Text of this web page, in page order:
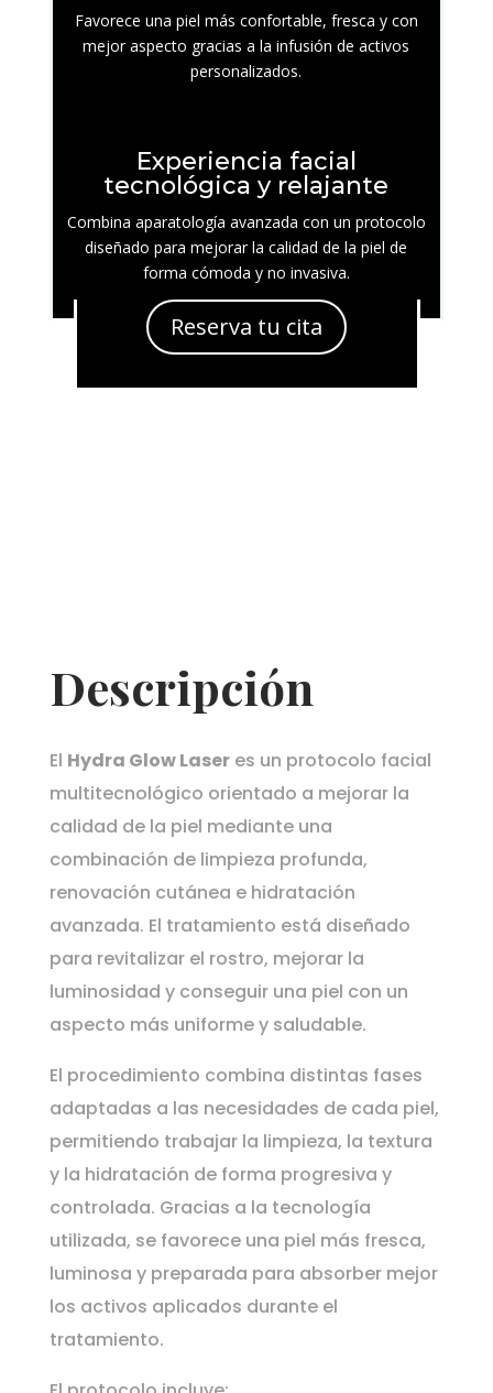
Favorece una piel más confortable, fresca y con
mejor aspecto gracias a la infusión de activos
personalizados.
Experiencia facial
tecnológica y relajante
Combina aparatología avanzada con un protocolo
diseñado para mejorar la calidad de la piel de
forma cómoda y no invasiva.
Reserva tu cita
Descripción
El Hydra Glow Laseres un protocolo facial
multitecnológico orientado a mejorar la
calidad de la piel mediante una
combinación de limpieza profunda,
renovación cutánea e hidratación
avanzada. El tratamiento está diseñado
para revitalizar el rostro, mejorar la
luminosidad y conseguir una piel con un
aspecto más uniforme y saludable.
El procedimiento combina distintas fases
adaptadas a las necesidades de cada piel,
permitiendo trabajar la limpieza, la textura
y la hidratación de forma progresiva y
controlada. Gracias a la tecnología
utilizada, se favorece una piel más fresca,
luminosa y preparada para absorber mejor
los activos aplicados durante el
tratamiento.